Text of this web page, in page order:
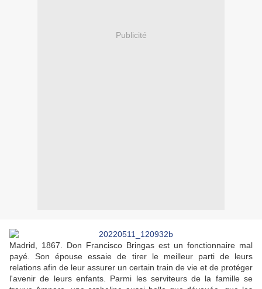
Publicité
Madrid, 1867. Don Francisco Bringas est un fonctionnaire mal
payé. Son épouse essaie de tirer le meilleur parti de leurs
relations afin de leur assurer un certain train de vie et de protéger
l'avenir de leurs enfants. Parmi les serviteurs de la famille se